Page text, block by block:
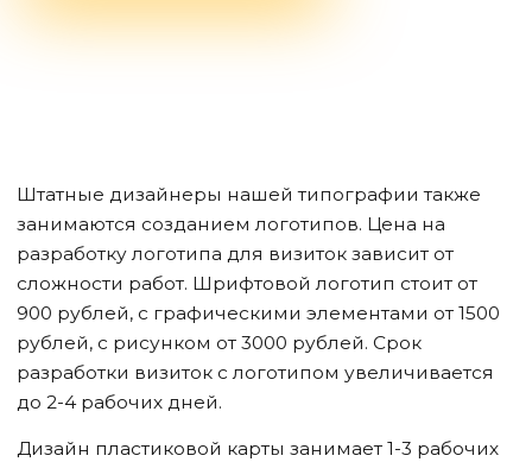
Штатные дизайнеры нашей типографии также
занимаются созданием логотипов. Цена на
разработку логотипа для визиток зависит от
сложности работ. Шрифтовой логотип стоит от
900 рублей, с графическими элементами от 1500
рублей, с рисунком от 3000 рублей. Срок
разработки визиток с логотипом увеличивается
до 2-4 рабочих дней.
Дизайн пластиковой карты занимает 1-3 рабочих